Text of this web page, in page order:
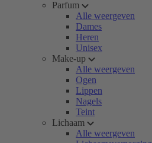
Parfum
Alle weergeven
Dames
Heren
Unisex
Make-up
Alle weergeven
Ogen
Lippen
Nagels
Teint
Lichaam
Alle weergeven